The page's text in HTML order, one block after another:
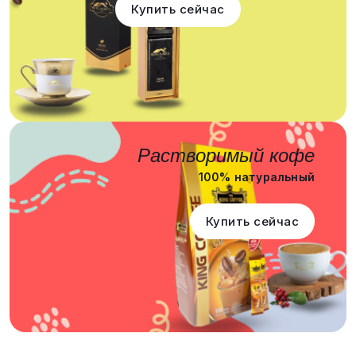
Купить сейчас
Растворимый кофе
100% натуральный
Купить сейчас